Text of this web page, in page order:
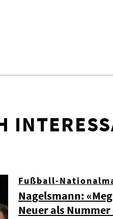
Fußball-
Nagelsmann:
Neuer als Nummer